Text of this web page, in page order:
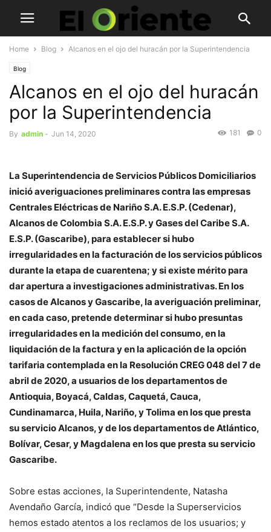
Home Blog Alcanos en el ojo del huracán por la Superintendencia
Blog
Alcanos en el ojo del huracán
por la Superintendencia
By admin - Jun 14, 2020 0
181
La Superintendencia de Servicios Públicos Domiciliarios
inició averiguaciones preliminares contra las empresas
Centrales Eléctricas de Nariño S.A. E.S.P. (Cedenar),
Alcanos de Colombia S.A. E.S.P. y Gases del Caribe S.A.
E.S.P. (Gascaribe), para establecer si hubo
irregularidades en la facturación de los servicios públicos
durante la etapa de cuarentena; y si existe mérito para
dar apertura a investigaciones administrativas. En los
casos de Alcanos y Gascaribe, la averiguación preliminar,
en cada caso, pretende determinar si hubo presuntas
irregularidades en la medición del consumo, en la
liquidación de la factura y en la aplicación de la opción
tarifaria contemplada en la Resolución CREG 048 del 7 de
abril de 2020, a usuarios de los departamentos de
Antioquia, Boyacá, Caldas, Caquetá, Cauca,
Cundinamarca, Huila, Nariño, y Tolima en los que presta
su servicio Alcanos, y de los departamentos de Atlántico,
Bolívar, Cesar, y Magdalena en los que presta su servicio
Gascaribe.
Sobre estas acciones, la Superintendente, Natasha
Avendaño García, indicó que “Desde la Superservicios
hemos estado atentos a los reclamos de los usuarios; y